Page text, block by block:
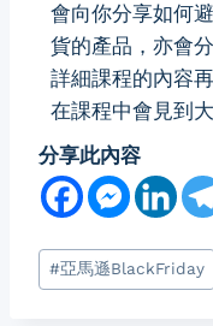
會向你分享如何
貨的產品，亦會
詳細課程的內容
在課程中會見到大
分享此內容
#亞馬遜BlackFriday